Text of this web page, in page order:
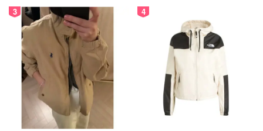
3 4